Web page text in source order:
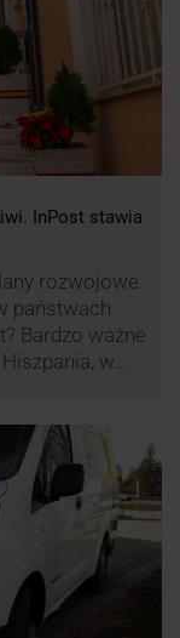
InPost stawia
rozwojowe.
państwach
Bardzo ważne
w